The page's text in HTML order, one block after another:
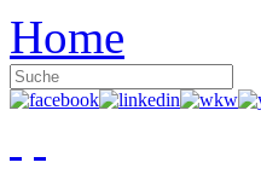
Home